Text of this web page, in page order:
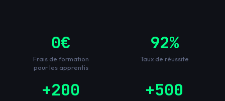
0€
Frais de formation
pour les apprentis
92%
Taux de réussite
+200 +500